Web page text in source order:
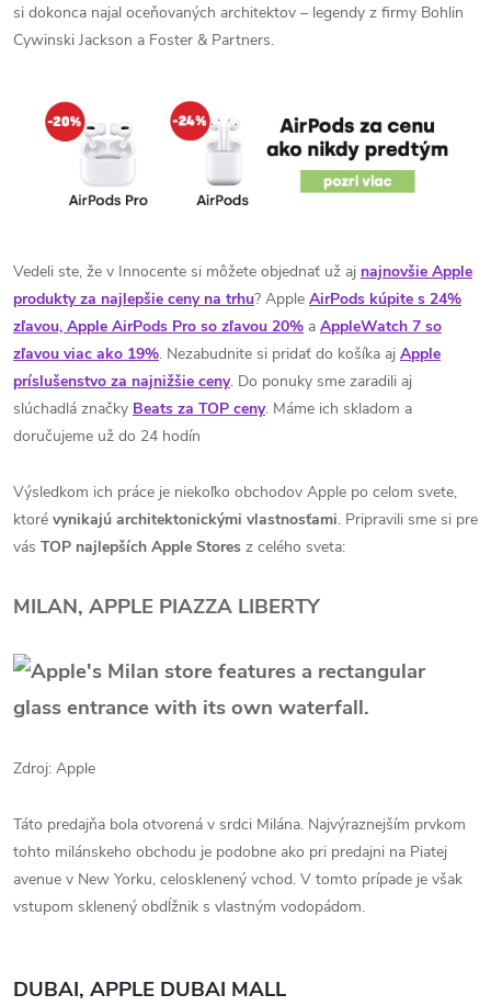
si dokonca najal oceňovaných architektov – legendy z firmy Bohlin
Cywinski Jackson a Foster & Partners.
Vedeli ste, že v Innocente si môžete objednať už aj najnovšie Apple
produkty za najlepšie ceny na trhu? Apple AirPods kúpite s 24%
zľavou, Apple AirPods Pro so zľavou 20% a AppleWatch 7 so
zľavou viac ako 19%. Nezabudnite si pridať do košíka aj Apple
príslušenstvo za najnižšie ceny. Do ponuky sme zaradili aj
slúchadlá značky Beats za TOP ceny. Máme ich skladom a
doručujeme už do 24 hodín
Výsledkom ich práce je niekoľko obchodov Apple po celom svete,
ktoré vynikajú architektonickými vlastnosťami. Pripravili sme si pre
vás TOP najlepších Apple Stores z celého sveta:
MILAN, APPLE PIAZZA LIBERTY
Zdroj: Apple
Táto predajňa bola otvorená v srdci Milána. Najvýraznejším prvkom
tohto milánskeho obchodu je podobne ako pri predajni na Piatej
avenue v New Yorku, celosklenený vchod. V tomto prípade je však
vstupom sklenený obdĺžnik s vlastným vodopádom.
DUBAI, APPLE DUBAI MALL